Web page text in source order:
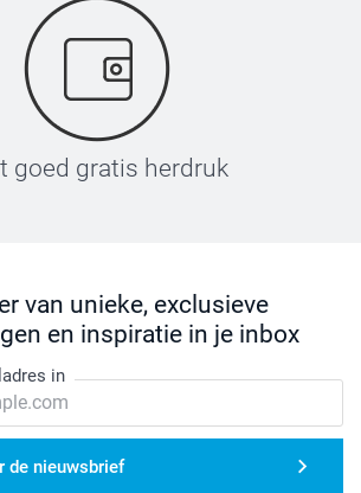
goed gratis herdruk
van unieke, exclusieve
en inspiratie in je inbox
in
de nieuwsbrief